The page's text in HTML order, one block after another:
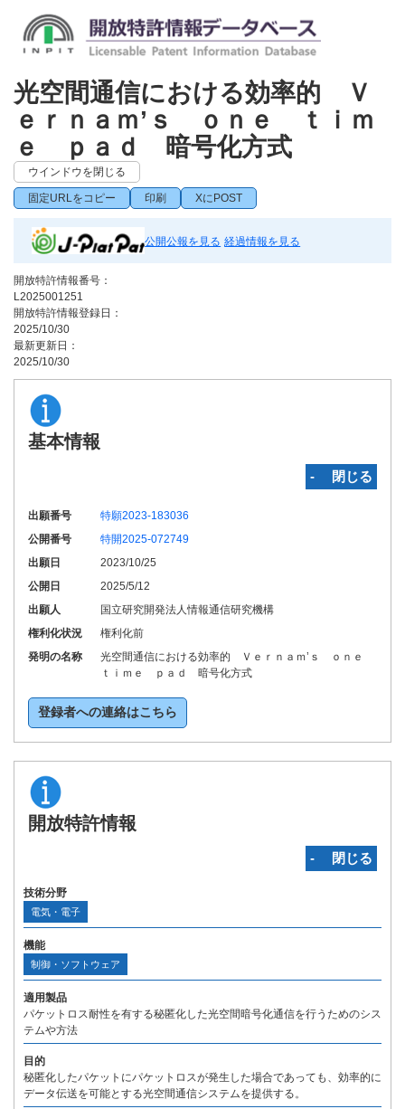
光空間通信における効率的 Ｖ
ｅｒｎａｍ’ｓ ｏｎｅ ｔｉｍ
ｅ ｐａｄ 暗号化方式
ウインドウを閉じる
固定URLをコピー 印刷 XにPOST
公開公報を見る 経過情報を見る
開放特許情報番号：
L2025001251
開放特許情報登録日：
2025/10/30
最新更新日：
2025/10/30
基本情報
‐ 閉じる
出願番号
特願2023-183036
公開番号
特開2025-072749
出願日
2023/10/25
公開日
2025/5/12
出願人
国立研究開発法人情報通信研究機構
権利化状況
権利化前
発明の名称
光空間通信における効率的 Ｖｅｒｎａｍ’ｓ ｏｎｅ
ｔｉｍｅ ｐａｄ 暗号化方式
登録者への連絡はこちら
開放特許情報
‐ 閉じる
技術分野
電気・電子
機能
制御・ソフトウェア
適用製品
パケットロス耐性を有する秘匿化した光空間暗号化通信を行うためのシス
テムや方法
目的
秘匿化したパケットにパケットロスが発生した場合であっても、効率的に
データ伝送を可能とする光空間通信システムを提供する。